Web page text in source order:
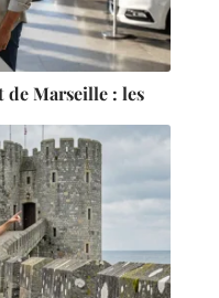
de Marseille : les